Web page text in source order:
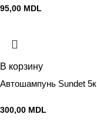
95,00 MDL
В корзину
Автошампунь Sundet
300,00 MDL